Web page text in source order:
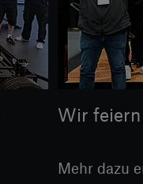
Wir feiern
Mehr dazu